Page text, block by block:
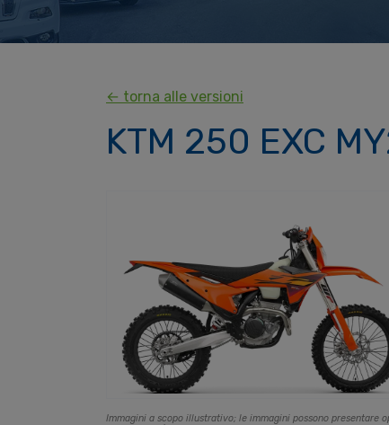
← torna alle versioni
KTM 250 EXC
Immagini a scopo illustrativo; le immagini possono presentare